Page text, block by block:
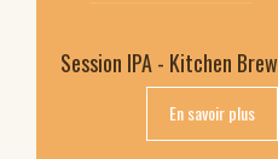
Session IPA - Kitchen Brew
En savoir plus